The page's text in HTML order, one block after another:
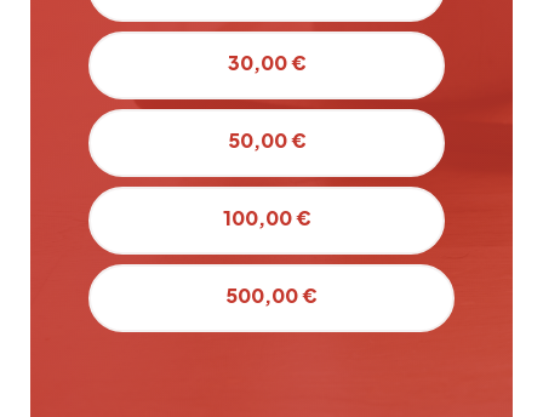
30,00 €
50,00 €
100,00 €
500,00 €